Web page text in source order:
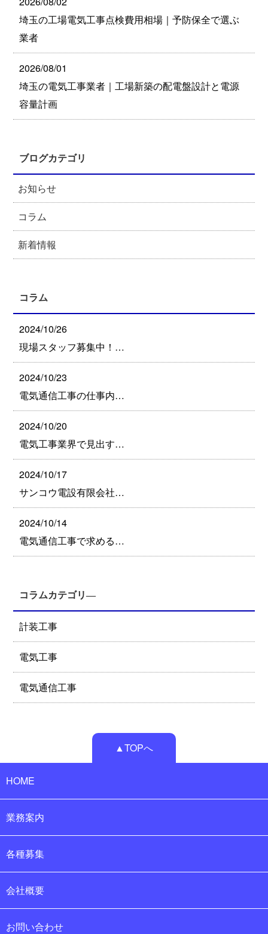
埼玉の工場電気工事点検費用相場｜予防保全で選ぶ
業者
2026/08/01
埼玉の電気工事業者｜工場新築の配電盤設計と電源
容量計画
ブログカテゴリ
お知らせ
コラム
新着情報
コラム
2024/10/26
現場スタッフ募集中！…
2024/10/23
電気通信工事の仕事内…
2024/10/20
電気工事業界で見出す…
2024/10/17
サンコウ電設有限会社…
2024/10/14
電気通信工事で求める…
コラムカテゴリ―
計装工事
電気工事
電気通信工事
▲TOPへ
HOME
業務案内
各種募集
会社概要
お問い合わせ